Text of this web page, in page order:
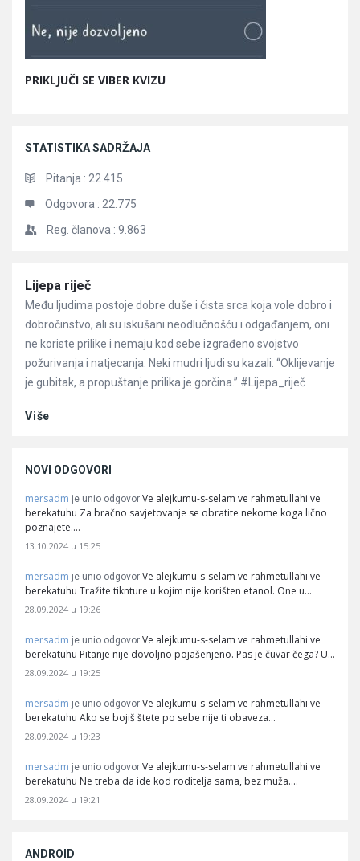
PRIKLJUČI SE VIBER KVIZU
STATISTIKA SADRŽAJA
Pitanja : 22.415
Odgovora : 22.775
Reg. članova : 9.863
Članci
Lijepa riječ
Među ljudima postoje dobre duše i čista srca koja vole dobro i
dobročinstvo, ali su iskušani neodlučnošću i odgađanjem, oni
ne koriste prilike i nemaju kod sebe izgrađeno svojstvo
požurivanja i natjecanja. Neki mudri ljudi su kazali: “Oklijevanje
je gubitak, a propuštanje prilika je gorčina.” #Lijepa_riječ
Više
NOVI ODGOVORI
mersadm je unio odgovor Ve alejkumu-s-selam ve rahmetullahi ve
berekatuhu Za bračno savjetovanje se obratite nekome koga lično
poznajete.…
13.10.2024 u 15:25
mersadm je unio odgovor Ve alejkumu-s-selam ve rahmetullahi ve
berekatuhu Tražite tiknture u kojim nije korišten etanol. One u…
28.09.2024 u 19:26
mersadm je unio odgovor Ve alejkumu-s-selam ve rahmetullahi ve
berekatuhu Pitanje nije dovoljno pojašenjeno. Pas je čuvar čega? U…
28.09.2024 u 19:25
mersadm je unio odgovor Ve alejkumu-s-selam ve rahmetullahi ve
berekatuhu Ako se bojiš štete po sebe nije ti obaveza…
28.09.2024 u 19:23
mersadm je unio odgovor Ve alejkumu-s-selam ve rahmetullahi ve
berekatuhu Ne treba da ide kod roditelja sama, bez muža.…
28.09.2024 u 19:21
ANDROID